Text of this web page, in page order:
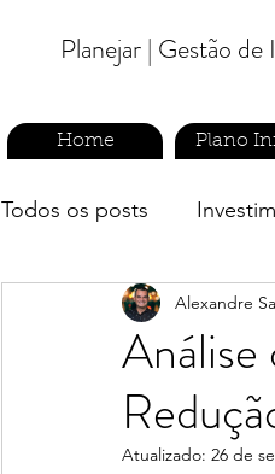
Planejar | Gestão
Home Plano
Todos os posts
planejamento
previdência privada
Alexandre
Atualizado: 26 de